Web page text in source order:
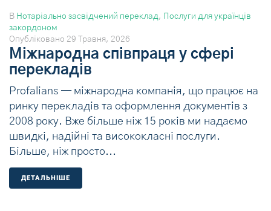
В Нотаріально засвідчений переклад,
Послуги для українців
закордоном
Опубліковано 29 Травня, 2026
Міжнародна співпраця у сфері
перекладів
Profalians — міжнародна компанія, що працює на
ринку перекладів та оформлення документів з
2008 року. Вже більше ніж 15 років ми надаємо
швидкі, надійні та висококласні послуги.
Більше, ніж просто...
ДЕТАЛЬНIШЕ